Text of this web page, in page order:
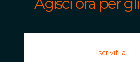
Agisci ora per
Iscriviti a